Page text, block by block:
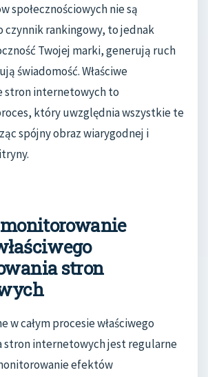
społecznościowych nie są
czynnik rankingowy, to jednak
Twojej marki, generują ruch
świadomość. Właściwe
stron internetowych to
który uwzględnia wszystkie te
spójny obraz wiarygodnej i
stron
w całym procesie właściwego
stron internetowych jest regularne
efektów